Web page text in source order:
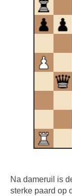
Na dameruil is
sterke paard op